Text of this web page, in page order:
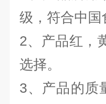
级，符合中国
2、产品红，
选择。
3、产品的质